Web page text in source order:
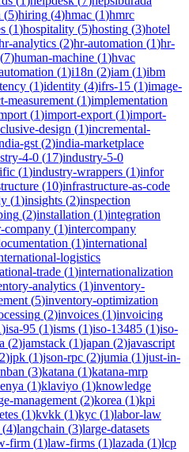
(5)hiring (4)hmac (1)hmrc
(1)hospitality (5)hosting (3)hotel
analytics (2)hr-automation (1)hr-
(7)human-machine (1)hvac
(1)i18n (2)iam (1)ibm
(1)identity (4)ifrs-15 (1)image-
measurement (1)implementation
(1)import-export (1)import-
design (1)incremental-
gst (2)india-marketplace
4-0 (17)industry-5-0
(1)industry-wrappers (1)infor
(10)infrastructure-as-code
(1)insights (2)inspection
(2)installation (1)integration
company (1)intercompany
(1)international
logistics
trade (1)internationalization
analytics (1)inventory-
(5)inventory-optimization
(2)invoices (1)invoicing
)isa-95 (1)isms (1)iso-13485 (1)iso-
(2)jamstack (1)japan (2)javascript
2)jpk (1)json-rpc (2)jumia (1)just-in-
(3)katana (1)katana-mrp
(1)klaviyo (1)knowledge
management (2)korea (1)kpi
(1)kvkk (1)kyc (1)labor-law
(4)langchain (3)large-datasets
firm (1)law-firms (1)lazada (1)lcp